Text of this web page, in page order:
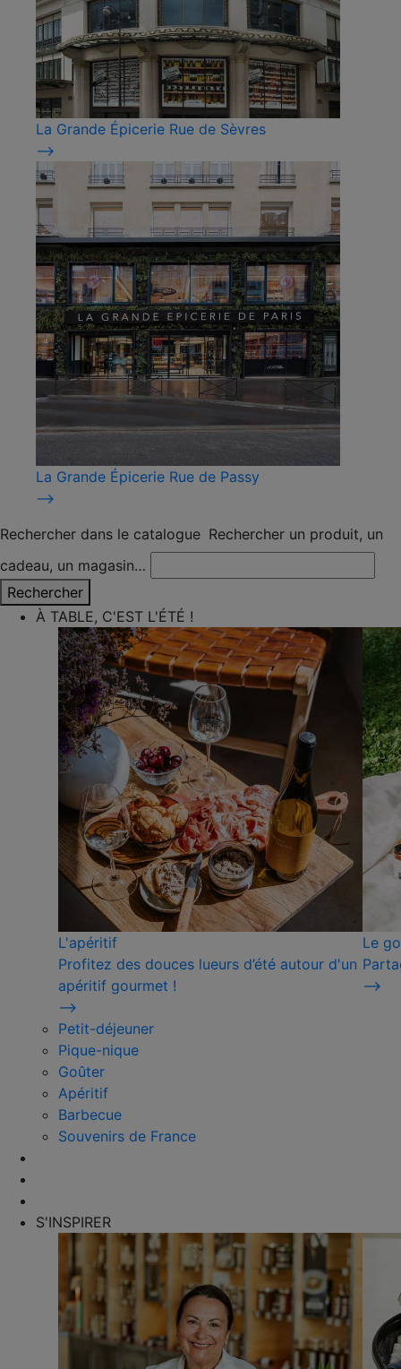
La Grande Épicerie Rue de Sèvres
⟶
La Grande Épicerie Rue de Passy
⟶
Rechercher dans le catalogue Rechercher un produit, un
cadeau, un magasin…
Rechercher
À TABLE, C'EST L'ÉTÉ !
L'apéritif
Profitez des douces lueurs d’été autour d'un
apéritif gourmet !
⟶
Le
⟶
Petit-déjeuner
Pique-nique
Goûter
Apéritif
Barbecue
Souvenirs de France
S'INSPIRER